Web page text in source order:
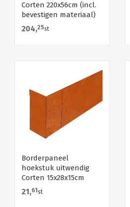
Corten 220x56cm (incl.
bevestigen materiaal)
204,25st
Borderpaneel
hoekstuk uitwendig
Corten 15x28x15cm
21,61 st